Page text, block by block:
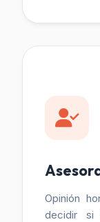
Opinión
decidir